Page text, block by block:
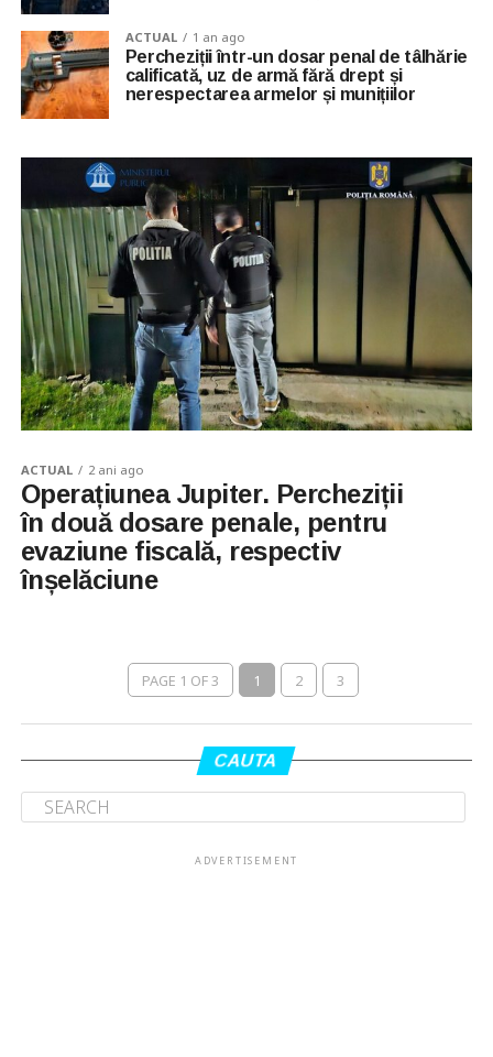
ACTUAL 1 an ago
Percheziții într-un dosar penal de tâlhărie
calificată, uz de armă fără drept și
nerespectarea armelor și munițiilor
ACTUAL 2 ani ago
Operațiunea Jupiter. Percheziții
în două dosare penale, pentru
evaziune fiscală, respectiv
înșelăciune
PAGE 1 OF 3 1 2 3
CAUTA
ADVERTISEMENT